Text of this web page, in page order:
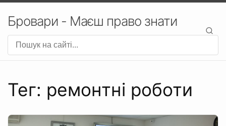
Бровари - Маєш право знати
Тег: ремонтні роботи